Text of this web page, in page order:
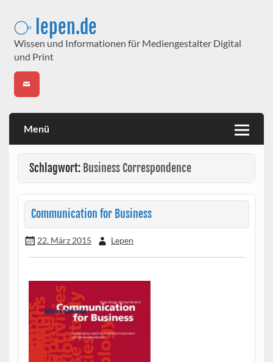
content⧂ lepen.de
Wissen und Informationen für Mediengestalter Digital
und Print
Menü
Schlagwort: Business Correspondence
Communication for Business
22. März 2015 Lepen